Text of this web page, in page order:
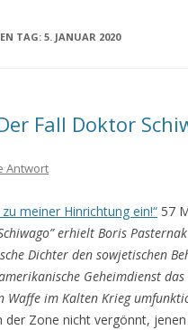
TAG:5. JANUAR 2020
Fall Doktor
Antwort
zu meiner Hinrichtung ein!“ 57
erhielt Boris
Dichter den sowjetischen
Geheimdienst
Waffe im Kalten Krieg
der Zone nicht vergönnt,